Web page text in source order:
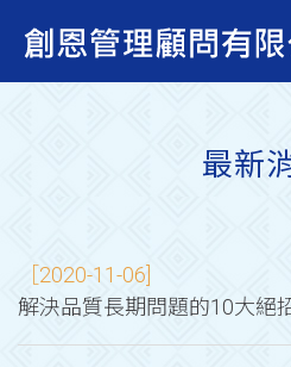
最新
［2020-11-06]
解決品質長期問題的10大絕